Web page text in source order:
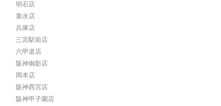
明石店
垂水店
兵庫店
三宮駅前店
六甲道店
阪神御影店
岡本店
阪神西宮店
阪神甲子園店